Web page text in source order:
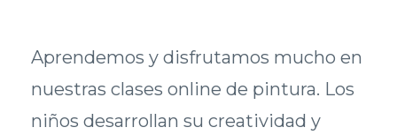
Aprendemos y disfrutamos mucho en
nuestras clases online de pintura. Los
niños desarrollan su creatividad y